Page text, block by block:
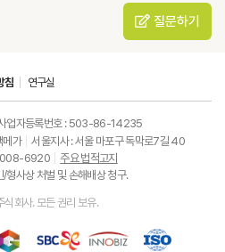
질문하기
침 연구실
업자등록번호 : 503-86-14235
메가
서울지사 : 서울 마포구 독막로7길 40
6920
주요 법적고지
/형사상 처벌 및 손해배상 청구.
회사. 모든 권리 보유.
중
소
중
소
ISO9001